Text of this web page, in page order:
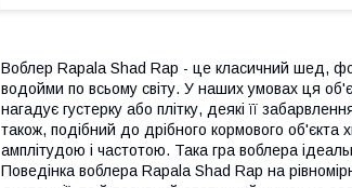
Воблер Rapala Shad Rap - це класичний шед,
водойми по всьому світу. У наших умовах ця
нагадує густерку або плітку, деякі її
також, подібний до дрібного кормового об'єкта
амплітудою і частотою. Така гра воблера
Поведінка воблера Rapala Shad Rap на